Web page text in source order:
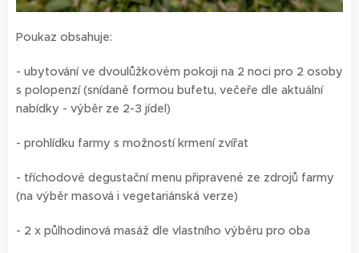
Poukaz obsahuje:
- ubytování ve dvoulůžkovém pokoji na 2 noci pro 2 osoby
s polopenzí (snídaně formou bufetu, večeře dle aktuální
nabídky - výběr ze 2-3 jídel)
- prohlídku farmy s možností krmení zvířat
- tříchodové degustační menu připravené ze zdrojů farmy
(na výběr masová i vegetariánská verze)
- 2 x půlhodinová masáž dle vlastního výběru pro oba